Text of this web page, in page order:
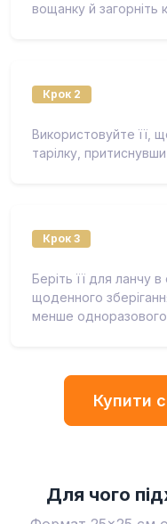
вощанку й загорніть
Крок 2
Використовуйте її,
тарілку,
Крок 3
Беріть її для ланчу
щоденного
менше одноразового
Купити
Для чого